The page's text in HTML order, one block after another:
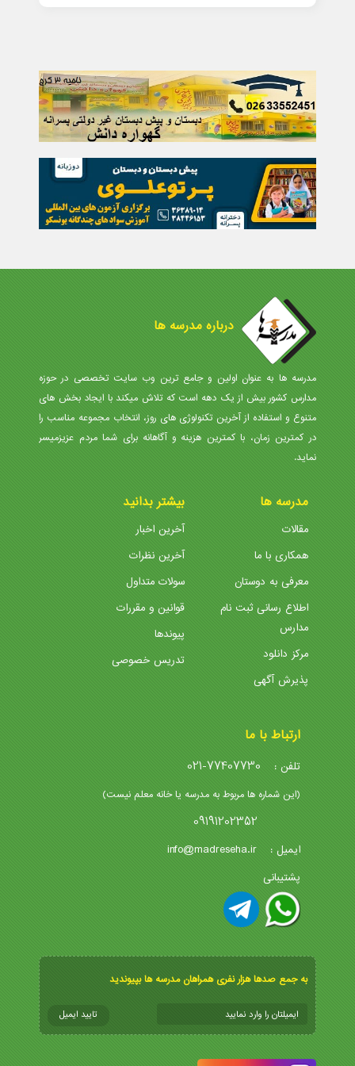
درباره مدرسه ها
مدرسه ها به عنوان اولین و جامع ترین وب سایت تخصصی در حوزه
مدارس کشور بیش از یک دهه است که تلاش میکند با ایجاد بخش های
متنوع و استفاده از آخرین تکنولوژی های روز، انتخاب مجموعه مناسب را
در کمترین زمان، با کمترین هزینه و آگاهانه برای شما مردم عزیزمیسر
نماید.
مدرسه ها
مقالات
همکاری با ما
معرفی به دوستان
اطلاع رسانی ثبت نام
مدارس
مرکز دانلود
پذیرش آگهی
بیشتر بدانید
آخرین اخبار
آخرین نظرات
سولات متداول
قوانین و مقررات
پیوندها
تدریس خصوصی
ارتباط با ما
تلفن : 021-77407730
(این شماره ها مربوط به مدرسه یا خانه معلم نیست)
09191202352
ایمیل : info@madreseha.ir
پشتیبانی
به جمع صدها هزار نفری همراهان مدرسه ها بپیوندید